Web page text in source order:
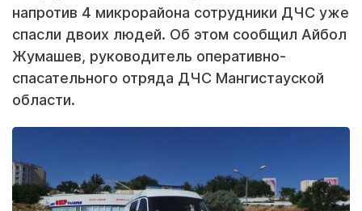
напротив 4 микрорайона сотрудники ДЧС уже
спасли двоих людей. Об этом сообщил Айбол
Жумашев, руководитель оперативно-
спасательного отряда ДЧС Мангистауской
области.